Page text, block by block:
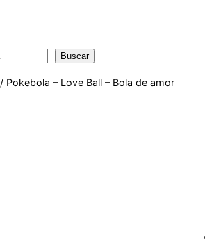
Buscar
/ Pokebola – Love Ball – Bola de amor